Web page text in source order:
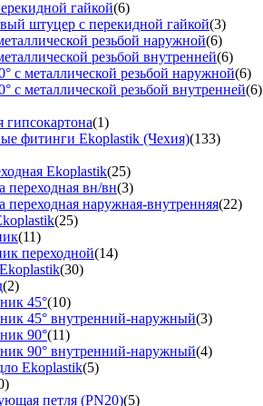
гайкой(6)
штуцер с перекидной гайкой(3)
резьбой наружной(6)
резьбой внутренней(6)
с металлической резьбой наружной(6)
с металлической резьбой внутренней(6)
гипсокартона(1)
фитинги Ekoplastik (Чехия)(133)
Ekoplastik(25)
переходная вн/вн(3)
переходная наружная-внутренняя(22)
(25)
(11)
переходной(14)
(30)
(2)
45°(10)
45° внутренний-наружный(3)
90°(11)
90° внутренний-наружный(4)
Ekoplastik(5)
петля (PN20)(5)